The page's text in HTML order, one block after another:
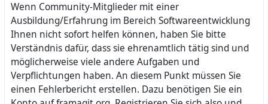
Wenn Community-Mitglieder mit einer
Ausbildung/Erfahrung im Bereich Softwareentwicklung
Ihnen nicht sofort helfen können, haben Sie bitte
Verständnis dafür, dass sie ehrenamtlich tätig sind und
möglicherweise viele andere Aufgaben und
Verpflichtungen haben. An diesem Punkt müssen Sie
einen Fehlerbericht erstellen. Dazu benötigen Sie ein